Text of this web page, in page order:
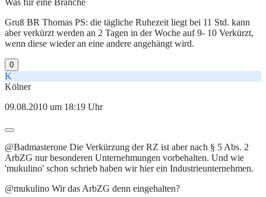
Was für eine Branche
Gruß BR Thomas PS: die tägliche Ruhezeit liegt bei 11 Std. kann
aber verkürzt werden an 2 Tagen in der Woche auf 9- 10 Verkürzt,
wenn diese wieder an eine andere angehängt wird.
0
K
Kölner
09.08.2010 um 18:19 Uhr
@Badmasterone Die Verkürzung der RZ ist aber nach § 5 Abs. 2
ArbZG nur besonderen Unternehmungen vorbehalten. Und wie
'mukulino' schon schrieb haben wir hier ein Industrieunternehmen.
@mukulino Wir das ArbZG denn eingehalten?